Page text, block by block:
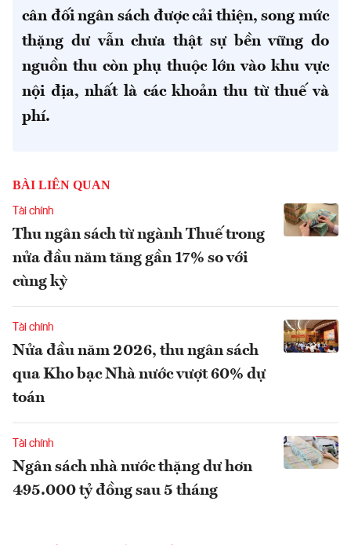
cân đối ngân sách được cải thiện, song mức
thặng dư vẫn chưa thật sự bền vững do
nguồn thu còn phụ thuộc lớn vào khu vực
nội địa, nhất là các khoản thu từ thuế và
phí.
BÀI LIÊN QUAN
Tài chính
Thu ngân sách từ ngành Thuế trong
nửa đầu năm tăng gần 17% so với
cùng kỳ
Tài chính
Nửa đầu năm 2026, thu ngân sách
qua Kho bạc Nhà nước vượt 60% dự
toán
Tài chính
Ngân sách nhà nước thặng dư hơn
495.000 tỷ đồng sau 5 tháng